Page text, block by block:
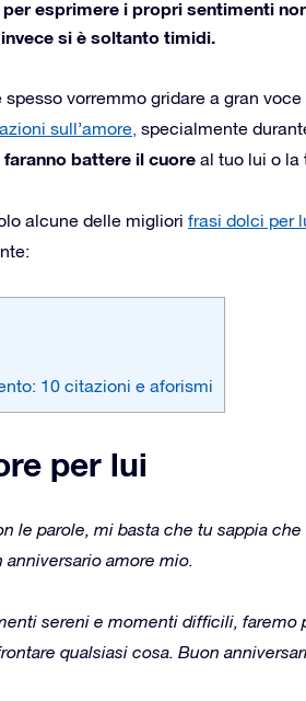
esprimere i propri sentimenti
si è soltanto timidi.
vorremmo gridare a gran
sull’amore, specialmente
faranno battere il cuore al tuo lui o la
alcune delle migliori frasi dolci per
10 citazioni e aforismi
per lui
le parole, mi basta che tu sappia
amore mio.
sereni e momenti difficili, faremo
qualsiasi cosa. Buon